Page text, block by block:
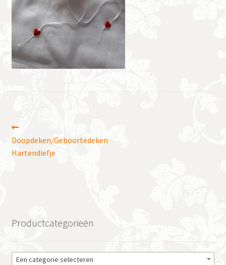
Bericht
navigatie
bericht:
Doopdeken/Geboortedeken
Hartendiefje
Productcategorieën
Een categorie selecteren